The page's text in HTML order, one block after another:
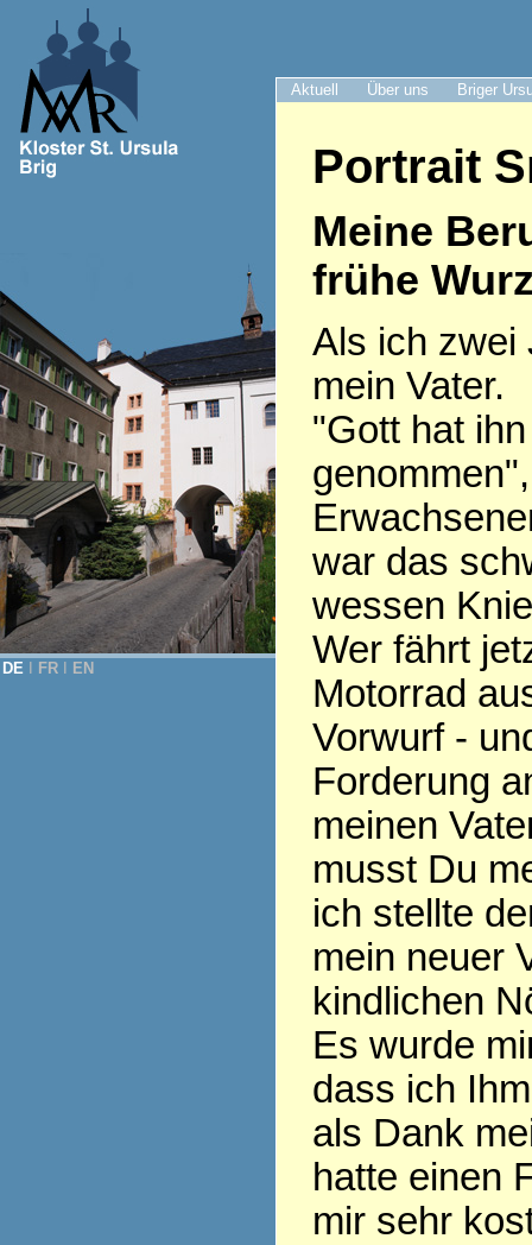
Aktuell Über uns Briger
DE FR EN
Portrait
Meine
frühe
Als ich zwei
mein Vater.
"Gott hat
war das
wessen
Wer fährt
Motorrad
Vorwurf -
Forderung
meinen
musst Du
ich stellte
mein neuer
kindlichen
Es wurde
dass ich
als Dank
hatte einen
mir sehr